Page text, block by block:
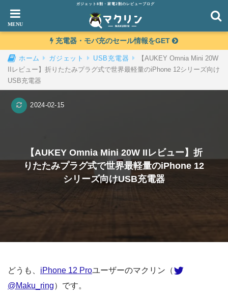
ガジェット8割・家電2割のレビューブログ
充電器・モバ充のセール情報をGET
ホーム ガジェット USB充電器
【AUKEY Omnia Mini 20W
IIレビュー】折りたたみプラグ式で世界最軽量のiPhone 12シリーズ向け
USB充電器
【AUKEY Omnia Mini 20W IIレビュー】折
りたたみプラグ式で世界最軽量のiPhone 12
シリーズ向けUSB充電器
2024-02-15
どうも、 iPhone 12 Proユーザーのマクリン（
@Maku_ring）です。